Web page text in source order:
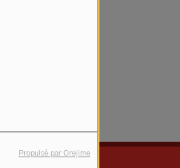
Propulsé par Orejime
erreur.